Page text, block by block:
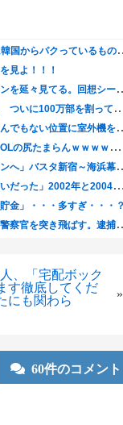
、「宅配ボック
す徹底してくだ
にも関わら
»
60件のコメント